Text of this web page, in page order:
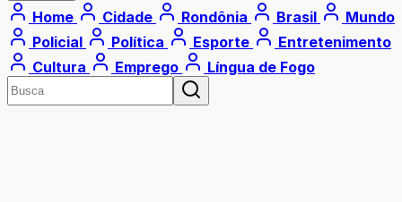
Home Cidade Rondônia Brasil
Mundo
Policial
Política Esporte
Entretenimento
Cultura
Emprego Língua de Fogo